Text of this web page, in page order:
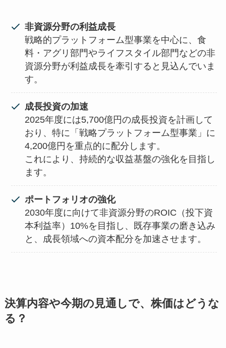
非資源分野の利益成長
戦略的プラットフォーム型事業を中心に、食
料・アグリ部門やライフスタイル部門などの非
資源分野が利益成長を牽引すると見込んでいま
す。
成長投資の加速
2025年度には5,700億円の成長投資を計画して
おり、特に「戦略プラットフォーム型事業」に
4,200億円を重点的に配分します。
これにより、持続的な収益基盤の強化を目指し
ます。
ポートフォリオの強化
2030年度に向けて非資源分野のROIC（投下資
本利益率）10%を目指し、既存事業の磨き込み
と、成長領域への資本配分を加速させます。
決算内容や今期の見通しで、株価はどうな
る？